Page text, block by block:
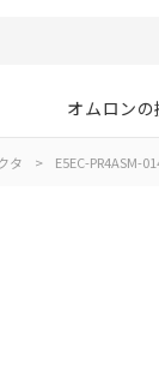
オムロン
タ > E5EC-PR4ASM-